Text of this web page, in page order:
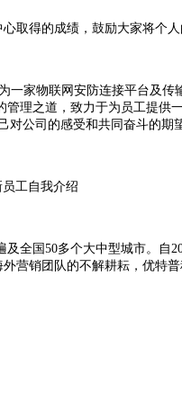
取得的成绩，鼓励大家将个
家物联网安防连接平台及传
理之道，致力于为员工提
公司的感受和共同奋斗的期
员工自我介绍
及全国 50多个大中型城市。自
营销团队的不解耕耘，优特